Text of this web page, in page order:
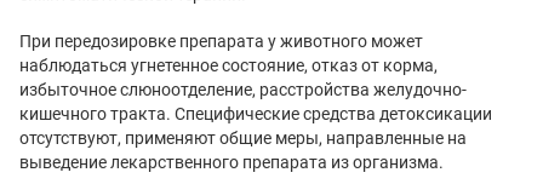
При передозировке препарата у животного может
наблюдаться угнетенное состояние, отказ от корма,
избыточное слюноотделение, расстройства желудочно-
кишечного тракта. Специфические средства детоксикации
отсутствуют, применяют общие меры, направленные на
выведение лекарственного препарата из организма.